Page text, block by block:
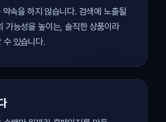
속을 하지 않습니다. 검색에 노출될
가능성을 높이는, 솔직한 상품이라
수 있습니다.